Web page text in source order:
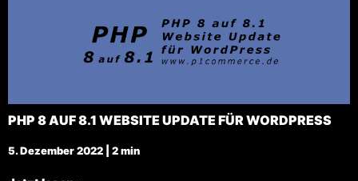
PHP 8 AUF 8.1 WEBSITE UPDATE FÜR WORDPRESS
5. Dezember 2022 | 2 min